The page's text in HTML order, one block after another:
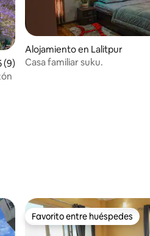
promedio: 5 de 5, 9 reseñas
(9)
Alojamiento en Lalitpur
Casa familiar suku.
Favorito entre huéspedes
Favorito entre huéspedes